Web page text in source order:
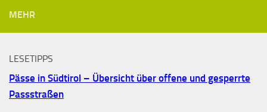
MEHR
LESETIPPS
Pässe in Südtirol – Übersicht über offene und gesperrte
Passstraßen